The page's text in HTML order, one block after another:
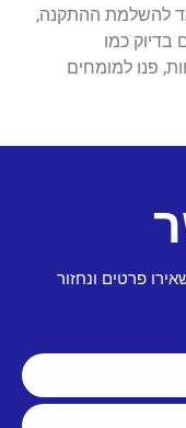
להשלמת ההתקנה,
כמו
פנו למומחים
פרטים ונחזור